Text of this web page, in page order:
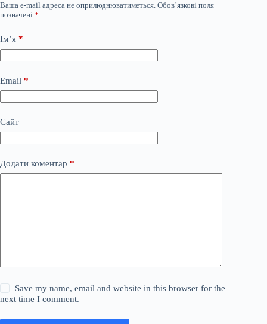
Ваша e-mail адреса не оприлюднюватиметься. Обов’язкові поля
позначені *
Ім’я *
Email *
Сайт
Додати коментар *
Save my name, email and website in this browser for the
next time I comment.